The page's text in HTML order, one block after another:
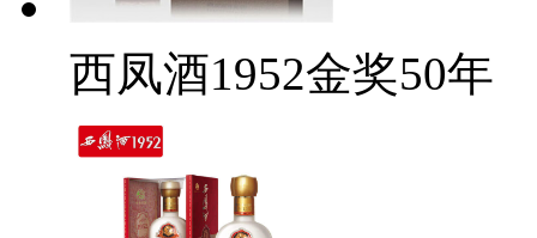
西凤酒1952金奖50年